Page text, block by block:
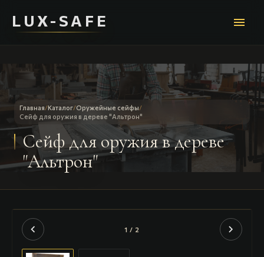
LUX-SAFE menu
Главная/Каталог/Оружейные сейфы/
Сейф для оружия в дереве "Альтрон"
Сейф для оружия в дереве
"Альтрон"
chevron_left 1 / 2 chevron_right